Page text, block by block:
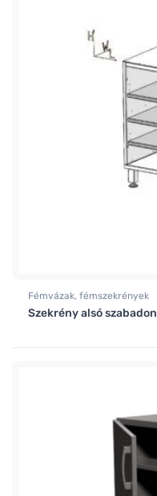
Fémvázak, fémszekrények
Szekrény alsó